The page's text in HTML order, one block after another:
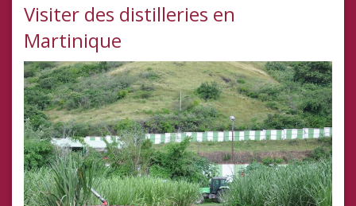
Visiter des distilleries en
Martinique